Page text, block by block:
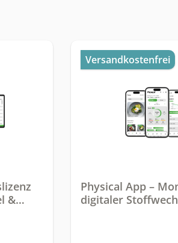
&
Versandkostenfrei
Physical App –
digitaler